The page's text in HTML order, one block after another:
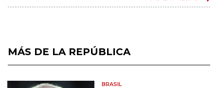
MÁS DE LA REPÚBLICA
BRASIL